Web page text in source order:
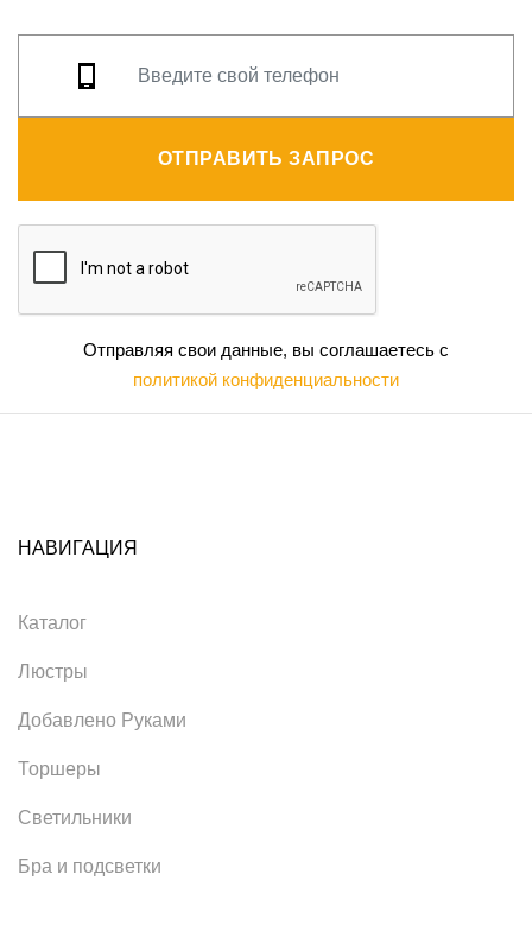
ОТПРАВИТЬ ЗАПРОС
Отправляя свои данные, вы соглашаетесь с
политикой конфиденциальности
НАВИГАЦИЯ
Каталог
Люстры
Добавлено Руками
Торшеры
Светильники
Бра и подсветки